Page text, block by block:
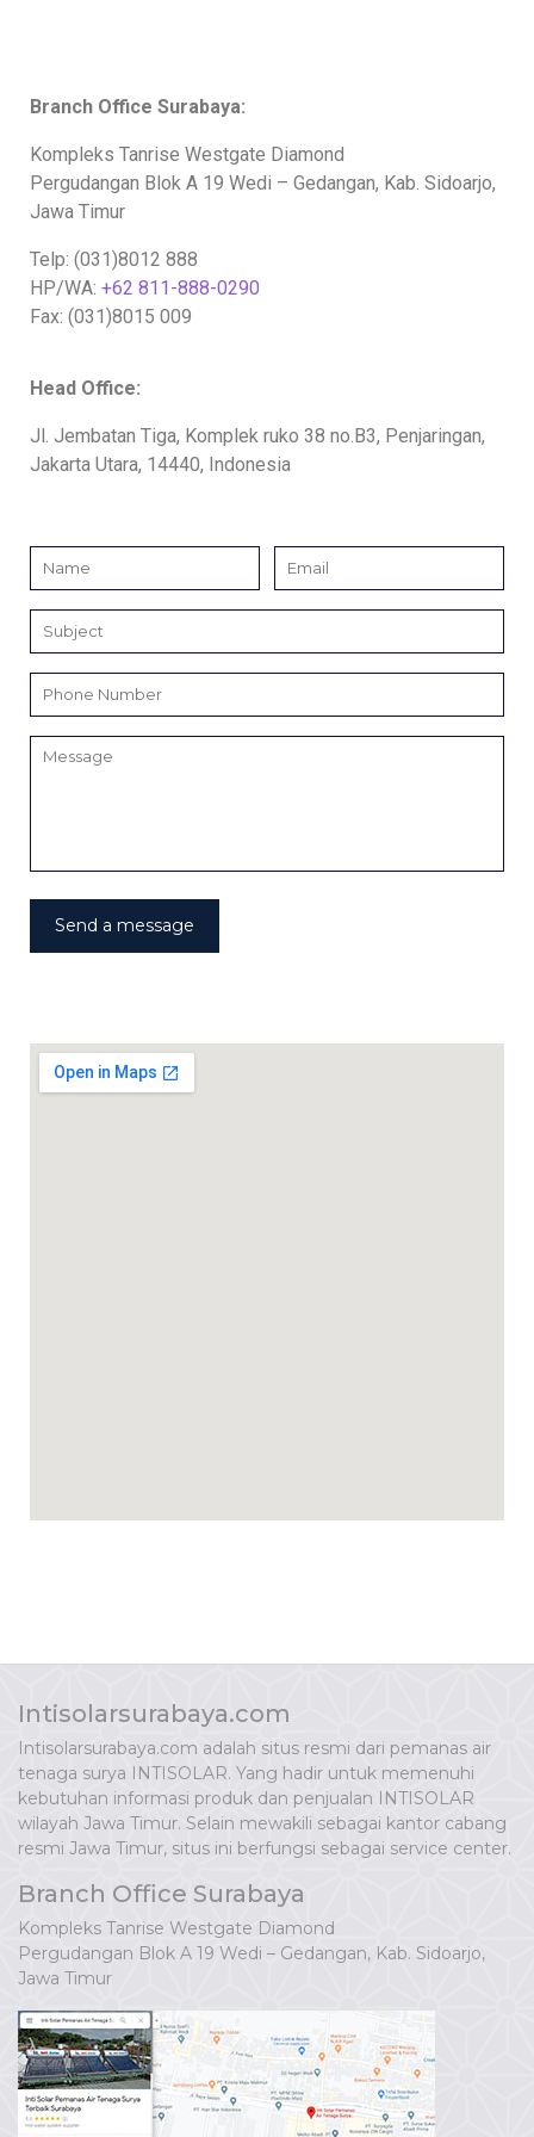
Branch Office Surabaya:
Kompleks Tanrise Westgate Diamond
Pergudangan Blok A 19 Wedi – Gedangan, Kab. Sidoarjo,
Jawa Timur
Telp: (031)8012 888
HP/WA: +62 811-888-0290
Fax: (031)8015 009
Head Office:
Jl. Jembatan Tiga, Komplek ruko 38 no.B3, Penjaringan,
Jakarta Utara, 14440, Indonesia
Intisolarsurabaya.com
Intisolarsurabaya.com adalah situs resmi dari pemanas air
tenaga surya INTISOLAR. Yang hadir untuk memenuhi
kebutuhan informasi produk dan penjualan INTISOLAR
wilayah Jawa Timur. Selain mewakili sebagai kantor cabang
resmi Jawa Timur, situs ini berfungsi sebagai service center.
Branch Office Surabaya
Kompleks Tanrise Westgate Diamond
Pergudangan Blok A 19 Wedi – Gedangan, Kab. Sidoarjo,
Jawa Timur